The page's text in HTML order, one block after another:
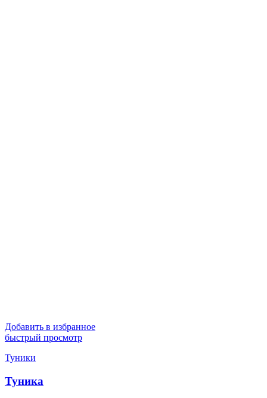
Добавить в избранное
быстрый просмотр
Туники
Туника